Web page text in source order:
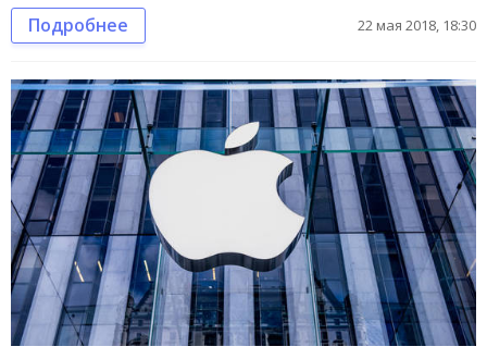
Подробнее 22 мая 2018, 18:30